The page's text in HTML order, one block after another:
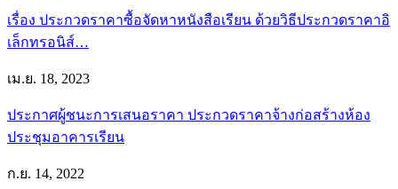
เรื่อง ประกวดราคาซื้อจัดหาหนังสือเรียน ด้วยวิธีประกวดราคาอิ
เล็กทรอนิส์…
เม.ย. 18, 2023
ประกาศผู้ชนะการเสนอราคา ประกวดราคาจ้างก่อสร้างห้อง
ประชุมอาคารเรียน
ก.ย. 14, 2022